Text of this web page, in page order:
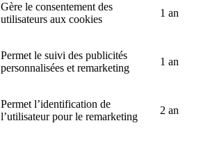
Gère le consentement des
utilisateurs aux cookies
1 an
Permet le suivi des publicités
personnalisées et remarketing
1 an
Permet l’identification de
l’utilisateur pour le remarketing
2 an